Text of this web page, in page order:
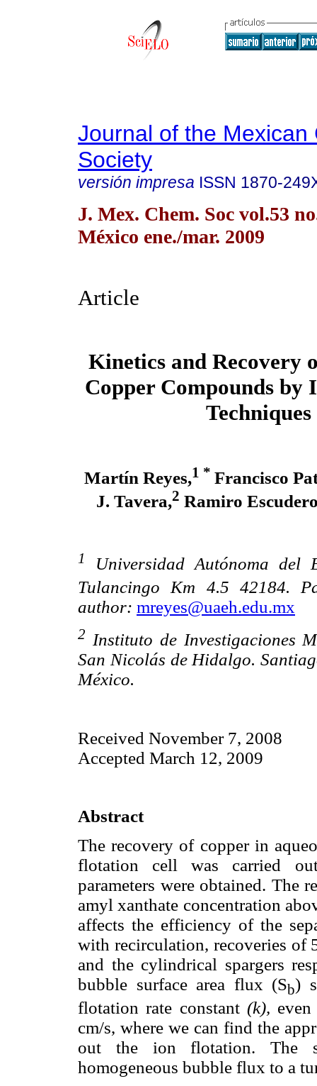
Journal of the Mexican
Society
versión impresa ISSN 1870-
J. Mex. Chem. Soc vol.53
México ene./mar. 2009
Article
Kinetics and Recovery
Copper Compounds by
Techniques
Martín Reyes,1 * Francisco
J. Tavera,2 Ramiro
1
Universidad Autónoma del
Tulancingo Km 4.5 42184.
author: mreyes@uaeh.edu.mx
2 Instituto de Investigaciones
San Nicolás de Hidalgo.
México.
Received November 7, 2008
Accepted March 12, 2009
Abstract
The recovery of copper in
flotation cell was carried
parameters were obtained. The
amyl xanthate concentration
affects the efficiency of the
with recirculation, recoveries of
and the cylindrical spargers
bubble surface area flux (Sb)
flotation rate constant(k),
cm/s, where we can find the
out the ion flotation. The
homogeneous bubble flux to a